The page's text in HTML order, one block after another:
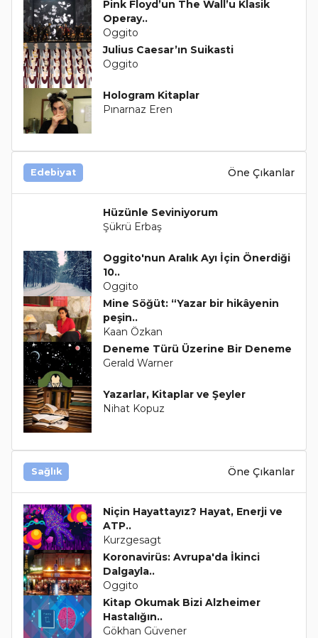
Pink Floyd’un The Wall’u Klasik
Operay..
Oggito
Julius Caesar’ın Suikasti
Oggito
Hologram Kitaplar
Pınarnaz Eren
Edebiyat Öne Çıkanlar
Hüzünle Seviniyorum
Şükrü Erbaş
Oggito'nun Aralık Ayı İçin Önerdiği
10..
Oggito
Mine Söğüt: “Yazar bir hikâyenin
peşin..
Kaan Özkan
Deneme Türü Üzerine Bir Deneme
Gerald Warner
Yazarlar, Kitaplar ve Şeyler
Nihat Kopuz
Sağlık Öne Çıkanlar
Niçin Hayattayız? Hayat, Enerji ve
ATP..
Kurzgesagt
Koronavirüs: Avrupa'da İkinci
Dalgayla..
Oggito
Kitap Okumak Bizi Alzheimer
Hastalığın..
Gökhan Güvener